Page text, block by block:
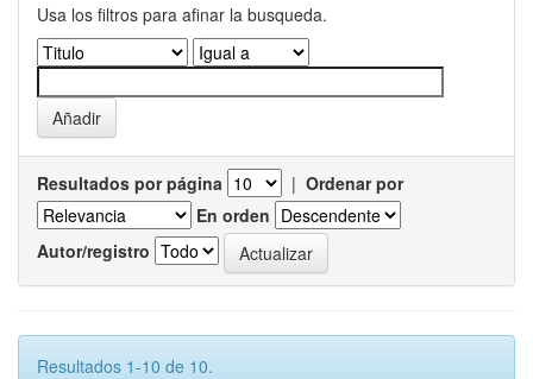
Usa los filtros para afinar la busqueda.
Resultados por página | Ordenar por
En orden
Autor/registro
Resultados 1-10 de 10.